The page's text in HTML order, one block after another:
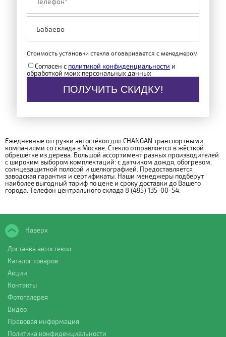
Стоимость установки стекла оговаривается с менеджером
Согласен с политикой конфиденциальности и
обработкой моих персональных данных
ПОЛУЧИТЬ СКИДКУ!
Ежедневные отгрузки автостёкол для CHANGAN транспортными
компаниями со склада в Москве. Стекло отправляется в жёсткой
обрешётке из дерева. Большой ассортимент разных производителей
с широким выбором комплектаций: с датчиком дождя, обогревом,
солнцезащитной полосой и шелкографией. Предоставляется
заводская гарантия и сертификаты. Наши менеджеры подберут
наиболее выгодный тариф по цене и сроку доставки до Вашего
города. Телефон центрального склада 8 (495) 135-00-54.
Наверх
Доставка автостекол
Каталог товаров
Акции
Контакты
Фотогалерея
Видео
Правовая информация
Политика конфиденциальности